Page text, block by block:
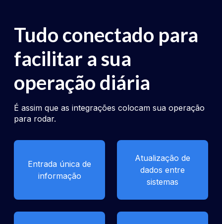
Tudo conectado para
facilitar a sua
operação diária
É assim que as integrações colocam sua operação
para rodar.
Entrada única de
informação
Atualização de
dados entre
sistemas